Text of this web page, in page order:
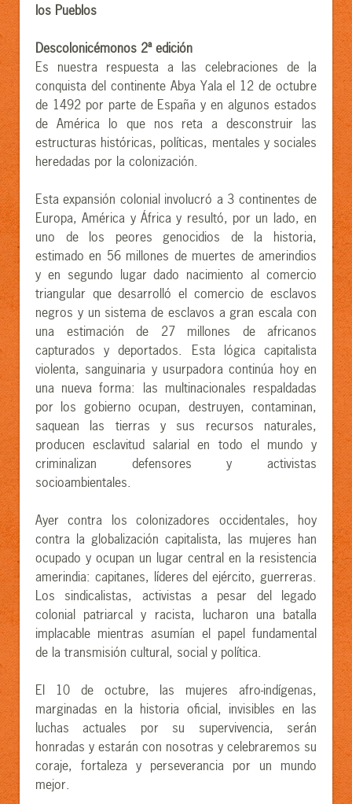
los Pueblos
Descolonicémonos 2ª edición
Es nuestra respuesta a las celebraciones de la
conquista del continente Abya Yala el 12 de octubre
de 1492 por parte de España y en algunos estados
de América lo que nos reta a desconstruir las
estructuras históricas, políticas, mentales y sociales
heredadas por la colonización.
Esta expansión colonial involucró a 3 continentes de
Europa, América y África y resultó, por un lado, en
uno de los peores genocidios de la historia,
estimado en 56 millones de muertes de amerindios
y en segundo lugar dado nacimiento al comercio
triangular que desarrolló el comercio de esclavos
negros y un sistema de esclavos a gran escala con
una estimación de 27 millones de africanos
capturados y deportados. Esta lógica capitalista
violenta, sanguinaria y usurpadora continúa hoy en
una nueva forma: las multinacionales respaldadas
por los gobierno ocupan, destruyen, contaminan,
saquean las tierras y sus recursos naturales,
producen esclavitud salarial en todo el mundo y
criminalizan defensores y activistas
socioambientales.
Ayer contra los colonizadores occidentales, hoy
contra la globalización capitalista, las mujeres han
ocupado y ocupan un lugar central en la resistencia
amerindia: capitanes, líderes del ejército, guerreras.
Los sindicalistas, activistas a pesar del legado
colonial patriarcal y racista, lucharon una batalla
implacable mientras asumían el papel fundamental
de la transmisión cultural, social y política.
El 10 de octubre, las mujeres afro-indígenas,
marginadas en la historia oficial, invisibles en las
luchas actuales por su supervivencia, serán
honradas y estarán con nosotras y celebraremos su
coraje, fortaleza y perseverancia por un mundo
mejor.